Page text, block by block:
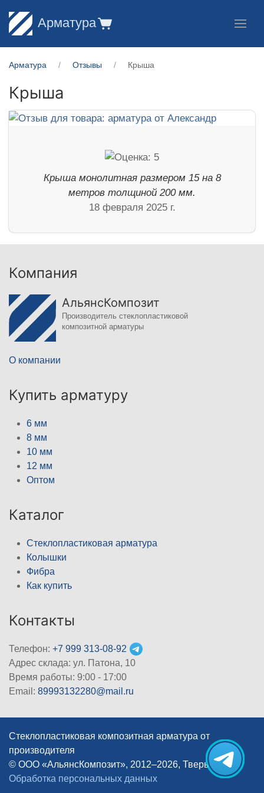
Арматура
Арматура Отзывы Крыша
Крыша
Крыша монолитная размером 15 на 8
метров толщиной 200 мм.
18 февраля 2025 г.
Компания
АльянсКомпозит
Производитель стеклопластиковой
композитной арматуры
О компании
Купить арматуру
6 мм
8 мм
10 мм
12 мм
Оптом
Каталог
Стеклопластиковая арматура
Колышки
Фибра
Как купить
Контакты
Телефон: +7 999 313-08-92
Адрес склада: ул. Патона, 10
Время работы: 9:00 - 17:00
Email: 89993132280@mail.ru
Стеклопластиковая композитная арматура от
производителя
© ООО «АльянсКомпозит», 2012–2026, Тверь
|
Обработка персональных данных